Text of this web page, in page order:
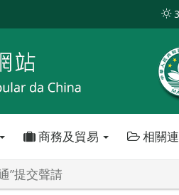
商務及貿易 相關
”提交聲請